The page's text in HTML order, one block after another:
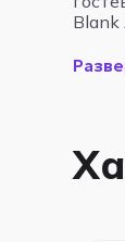
Blank